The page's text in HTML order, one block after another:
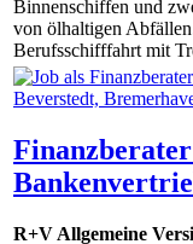
Binnenschiffen und
von ölhaltigen
Berufsschifffahrt mit
R+V Allgemeine